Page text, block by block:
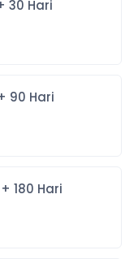
+ 30 Hari
+ 90 Hari
+ 180 Hari